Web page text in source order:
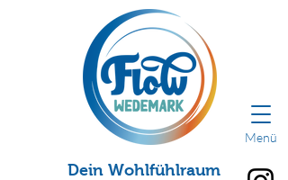
Dein Wohlfühlraum
Menü